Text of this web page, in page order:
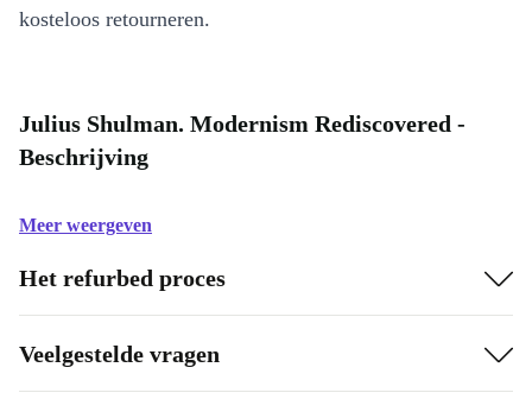
kosteloos retourneren.
Julius Shulman. Modernism Rediscovered -
Beschrijving
Meer weergeven
Het refurbed proces
Veelgestelde vragen